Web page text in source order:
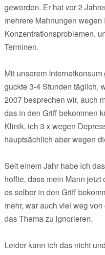
geworden. Er hat vor 2
mehrere Mahnungen wegen
Konzentrationsproblemen,
Terminen.
Mit unserem
guckte 3-4 Stunden täglich,
2007 besprechen wir, auch
das in den Griff bekommen
Klinik, ich 3 x wegen
hauptsächlich aber wegen
Seit einem Jahr habe ich
hoffte, dass mein Mann
es selber in den Griff
mehr, war auch viel weg
das Thema zu ignorieren.
Leider kann ich das nicht